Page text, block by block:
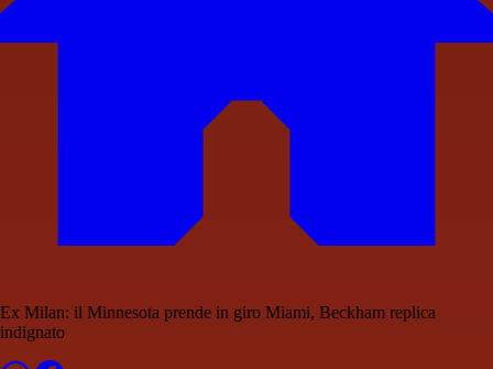
Ex Milan: il Minnesota prende in giro Miami, Beckham replica
indignato